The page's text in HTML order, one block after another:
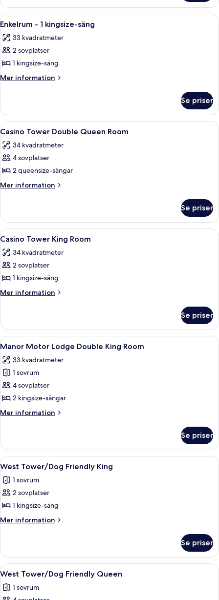
Double
Queen
Room
Öppna
alla
foton
för
Enkelrum
-
säng
Ett hotellrum med en stor säng, två
3
Enkelrum - 1 kingsize-säng
33 kvadratmeter
2 sovplatser
1 kingsize-säng
Mer information
Mer
-
kingsize-
Se priser
Öppna
alla
foton
för
Casino
Tower
Room
Ett hotellrum med två sängar, ett
4
Casino Tower Double Queen Room
34 kvadratmeter
4 sovplatser
2 queensize-sängar
Mer information
Mer
Tower
Double
Queen
Se priser
Öppna
alla
foton
för
Casino
Tower
Ett hotellrum med en stor säng, två
4
Casino Tower King Room
34 kvadratmeter
2 sovplatser
1 kingsize-säng
Mer information
Mer
Tower
King
Room
Se priser
Öppna
alla
foton
för
Manor
Motor
Lodge
Double
Room
Ett hotellrum med en stor säng, en
3
Manor Motor Lodge Double King Room
33 kvadratmeter
1 sovrum
4 sovplatser
2 kingsize-sängar
Mer information
Mer
Motor
Lodge
Double
Room
Se priser
Öppna
alla
foton
för
West
Tower/Dog
Ett hotellrum med en stor säng, två
3
West Tower/Dog Friendly King
1 sovrum
2 sovplatser
1 kingsize-säng
Mer information
Mer
Tower/Dog
Friendly
King
Se priser
Öppna
alla
foton
Ett hotellrum med två sängar, en
2
West Tower/Dog Friendly Queen
1 sovrum